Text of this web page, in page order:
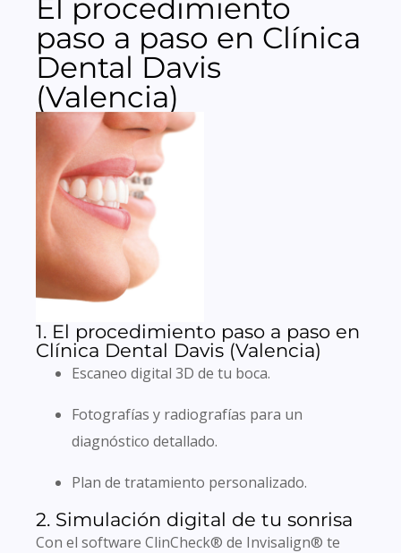
El procedimiento
paso a paso en Clínica
Dental Davis
(Valencia)
1. El procedimiento paso a paso en
Clínica Dental Davis (Valencia)
Escaneo digital 3D de tu boca.
Fotografías y radiografías para un
diagnóstico detallado.
Plan de tratamiento personalizado.
2. Simulación digital de tu sonrisa
Con el software ClinCheck® de Invisalign® te